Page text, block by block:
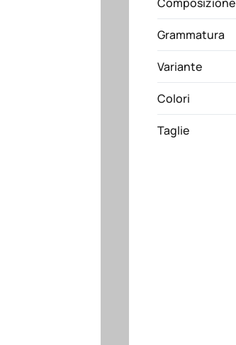
Grammatura
Variante
Colori
Taglie